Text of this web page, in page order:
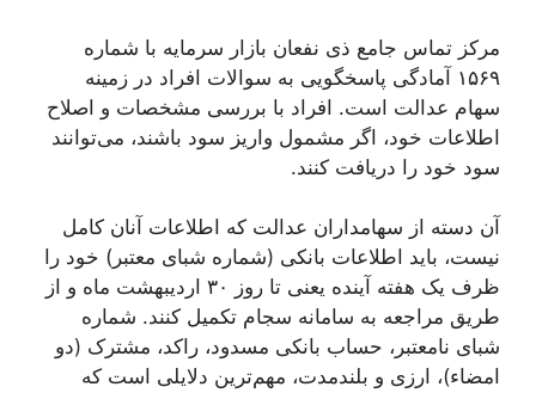
مرکز تماس جامع ذی نفعان بازار سرمایه با شماره
۱۵۶۹ آمادگی پاسخگویی به سوالات افراد در زمینه
سهام عدالت است. افراد با بررسی مشخصات و اصلاح
اطلاعات خود، اگر مشمول واریز سود باشند، می‌توانند
سود خود را دریافت کنند.
آن دسته از سهامداران عدالت که اطلاعات آنان کامل
نیست، باید اطلاعات بانکی (شماره شبای معتبر) خود را
ظرف یک هفته آینده یعنی تا روز ۳۰ اردیبهشت ماه و از
طریق مراجعه به سامانه سجام تکمیل کنند. شماره
شبای نامعتبر، حساب بانکی مسدود، راکد، مشترک (دو
امضاء)، ارزی و بلندمدت، مهم‌ترین دلایلی است که